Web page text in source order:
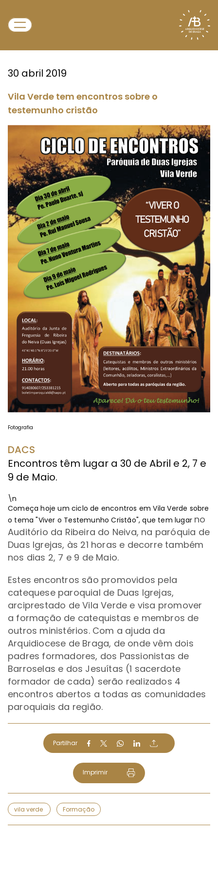
30 abril 2019
Vila Verde tem encontros sobre o
testemunho cristão
Fotografia
DACS
Encontros têm lugar a 30 de Abril e 2, 7 e
9 de Maio.
\n
Começa hoje um ciclo de encontros em Vila Verde sobre
o tema "Viver o Testemunho Cristão", que tem lugar no
Auditório da Ribeira do Neiva, na paróquia de
Duas Igrejas, às 21 horas e decorre também
nos dias 2, 7 e 9 de Maio.
Estes encontros são promovidos pela
catequese paroquial de Duas Igrejas,
arciprestado de Vila Verde e visa promover
a formação de catequistas e membros de
outros ministérios. Com a ajuda da
Arquidiocese de Braga, de onde vêm dois
padres formadores, dos Passionistas de
Barroselas e dos Jesuítas (1 sacerdote
formador de cada) serão realizados 4
encontros abertos a todas as comunidades
paroquiais da região.
Partilhar
Imprimir
vila verde Formação